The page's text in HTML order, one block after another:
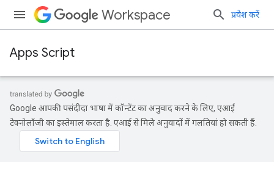
Workspace प्रवेश करें
Apps Script
Google आपकी पसंदीदा भाषा में कॉन्टेंट का अनुवाद करने के लिए, एआई
टेक्नोलॉजी का इस्तेमाल करता है. एआई से मिले अनुवादों में गलतियां हो सकती हैं.